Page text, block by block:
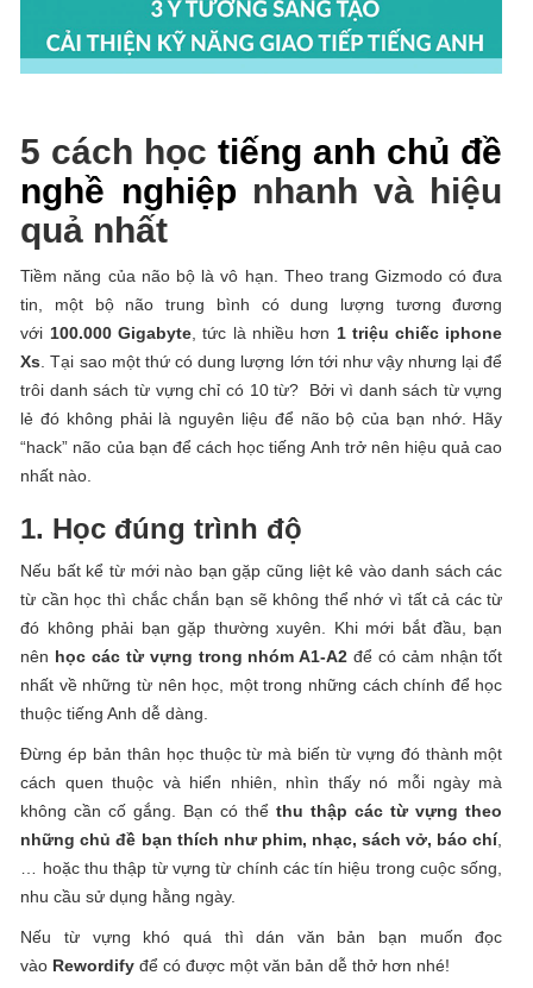
5 cách họctiếng anh chủ đề
nghề nghiệp nhanh và hiệu
quả nhất
Tiềm năng của não bộ là vô hạn. Theo trang Gizmodo có đưa
tin, một bộ não trung bình có dung lượng tương đương
với 100.000 Gigabyte, tức là nhiều hơn 1 triệu chiếc iphone
Xs . Tại sao một thứ có dung lượng lớn tới như vậy nhưng lại để
trôi danh sách từ vựng chỉ có 10 từ? Bởi vì danh sách từ vựng
lẻ đó không phải là nguyên liệu để não bộ của bạn nhớ. Hãy
“hack” não của bạn để cách học tiếng Anh trở nên hiệu quả cao
nhất nào.
1. Học đúng trình độ
Nếu bất kể từ mới nào bạn gặp cũng liệt kê vào danh sách các
từ cần học thì chắc chắn bạn sẽ không thể nhớ vì tất cả các từ
đó không phải bạn gặp thường xuyên. Khi mới bắt đầu, bạn
nên học các từ vựng trong nhóm A1-A2 để có cảm nhận tốt
nhất về những từ nên học, một trong những cách chính để học
thuộc tiếng Anh dễ dàng.
Đừng ép bản thân học thuộc từ mà biến từ vựng đó thành một
cách quen thuộc và hiển nhiên, nhìn thấy nó mỗi ngày mà
không cần cố gắng. Bạn có thểthu thập các từ vựng theo
những chủ đề bạn thích như phim, nhạc, sách vở, báo chí,
… hoặc thu thập từ vựng từ chính các tín hiệu trong cuộc sống,
nhu cầu sử dụng hằng ngày.
Nếu từ vựng khó quá thì dán văn bản bạn muốn đọc
vào Rewordify để có được một văn bản dễ thở hơn nhé!